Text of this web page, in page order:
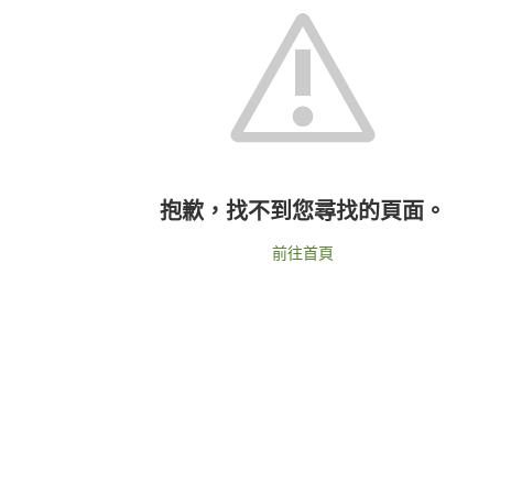
抱歉，找不到您尋找的頁面。
前往首頁